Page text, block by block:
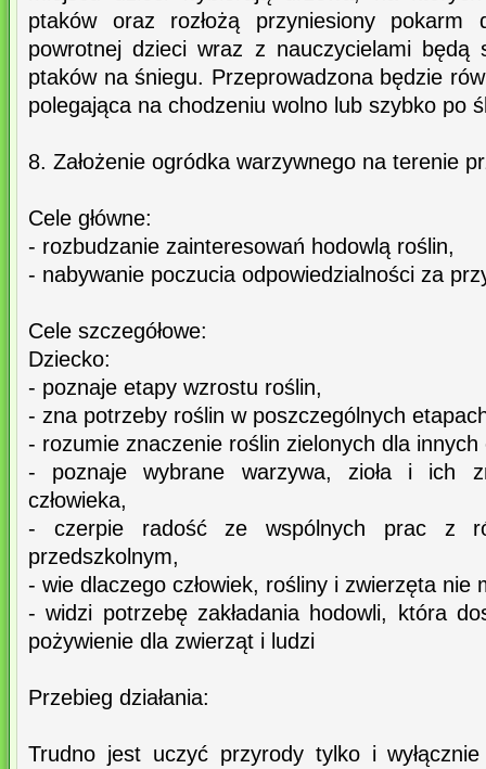
ptaków oraz rozłożą przyniesiony pokarm
powrotnej dzieci wraz z nauczycielami będą
ptaków na śniegu. Przeprowadzona będzie
polegająca na chodzeniu wolno lub szybko po
8. Założenie ogródka warzywnego na terenie
Cele główne:
- rozbudzanie zainteresowań hodowlą roślin,
- nabywanie poczucia odpowiedzialności za
Cele szczegółowe:
Dziecko:
- poznaje etapy wzrostu roślin,
- zna potrzeby roślin w poszczególnych
- rozumie znaczenie roślin zielonych dla
- poznaje wybrane warzywa, zioła i ich
człowieka,
- czerpie radość ze wspólnych prac z
przedszkolnym,
- wie dlaczego człowiek, rośliny i zwierzęta nie
- widzi potrzebę zakładania hodowli, która
pożywienie dla zwierząt i ludzi
Przebieg działania:
Trudno jest uczyć przyrody tylko i